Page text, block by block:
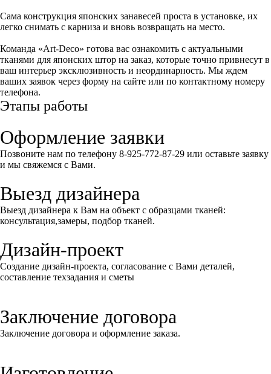
Сама конструкция японских занавесей проста в установке, их
легко снимать с карниза и вновь возвращать на место.
Команда «Art-Deco» готова вас ознакомить с актуальными
тканями для японских штор на заказ, которые точно привнесут в
ваш интерьер эксклюзивность и неординарность. Мы ждем
ваших заявок через форму на сайте или по контактному номеру
телефона.
Этапы работы
Оформление заявки
Позвоните нам по телефону 8-925-772-87-29 или оставьте заявку
и мы свяжемся с Вами.
Выезд дизайнера
Выезд дизайнера к Вам на объект с образцами тканей:
консультация,замеры, подбор тканей.
Дизайн-проект
Создание дизайн-проекта, согласование с Вами деталей,
составление техзадания и сметы
Заключение договора
Заключение договора и оформление заказа.